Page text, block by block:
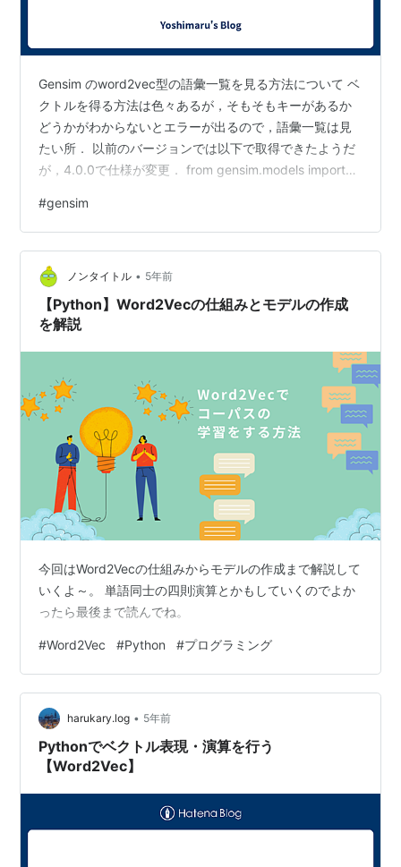
Gensim のword2vec型の語彙一覧を見る方法について ベ
クトルを得る方法は色々あるが，そもそもキーがあるか
どうかがわからないとエラーが出るので，語彙一覧は見
たい所． 以前のバージョンでは以下で取得できたようだ
が，4.0.0で仕様が変更． from gensim.models import
のパス") print(model.wv.vocab.keys()) 4.0.0では以下の
ようにする print(model.wv.index_to_key) 公式の説明と
サイト 説明の日本語文は以下（ベタ翻訳…
#gensim
ノンタイトル • 5年前
【Python】Word2Vecの仕組みとモデルの作成
を解説
今回はWord2Vecの仕組みからモデルの作成まで解説して
いくよ～。 単語同士の四則演算とかもしていくのでよか
ったら最後まで読んでね。
#Word2Vec #Python #プログラミング
harukary.log • 5年前
Pythonでベクトル表現・演算を行う
【Word2Vec】